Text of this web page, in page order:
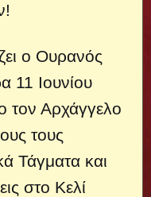
ο Ουρανός
11 Ιουνίου
τον Αρχάγγελο
τους
Τάγματα και
στο Κελί